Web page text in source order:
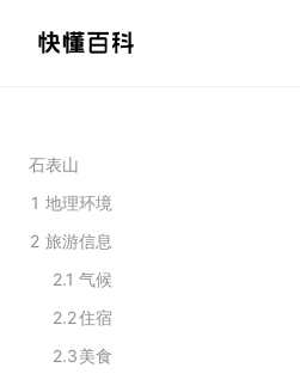
石表山
1 地理环境
2 旅游信息
2.1 气候
2.2住宿
2.3美食